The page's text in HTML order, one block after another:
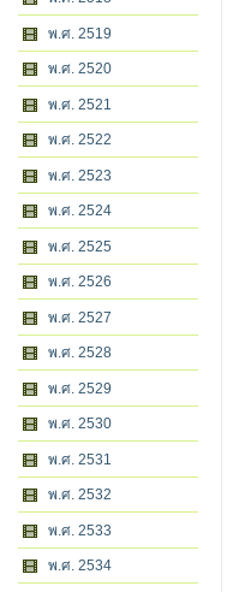
พ.ศ. 2519
พ.ศ. 2520
พ.ศ. 2521
พ.ศ. 2522
พ.ศ. 2523
พ.ศ. 2524
พ.ศ. 2525
พ.ศ. 2526
พ.ศ. 2527
พ.ศ. 2528
พ.ศ. 2529
พ.ศ. 2530
พ.ศ. 2531
พ.ศ. 2532
พ.ศ. 2533
พ.ศ. 2534